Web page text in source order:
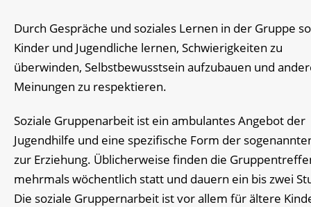
Durch Gespräche und soziales Lernen in der Gruppe
Kinder und Jugendliche lernen, Schwierigkeiten zu
überwinden, Selbstbewusstsein aufzubauen und
Meinungen zu respektieren.
Soziale Gruppenarbeit ist ein ambulantes Angebot der
Jugendhilfe und eine spezifische Form der
zur Erziehung. Üblicherweise finden die
mehrmals wöchentlich statt und dauern ein bis zwei
Die soziale Gruppernarbeit ist vor allem für ältere